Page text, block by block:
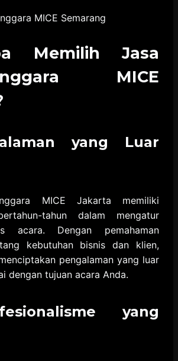
Memilih Jasa
MICE
yang Luar
MICE Jakarta memiliki
tahun dalam mengatur
acara. Dengan pemahaman
kebutuhan bisnis dan klien,
pengalaman yang luar
dengan tujuan acara Anda.
yang